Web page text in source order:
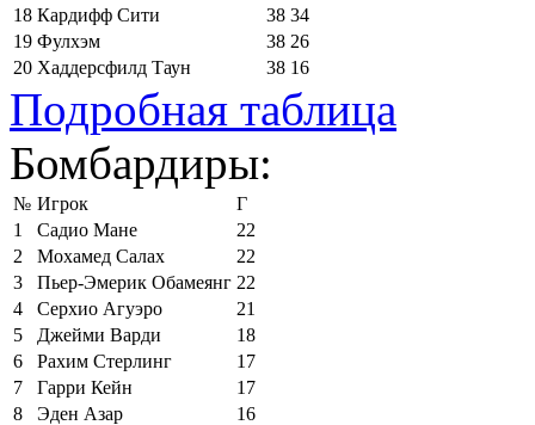
18 Кардифф Сити 38 34
19 Фулхэм 38 26
20 Хаддерсфилд Таун 38 16
Подробная таблица
Бомбардиры:
№ Игрок
Г
1
Садио Мане
22
2
Мохамед Салах
22
3
Пьер-Эмерик Обамеянг 22
4
Серхио Агуэро
21
5
Джейми Варди
18
6
Рахим Стерлинг
17
7
Гарри Кейн
17
8
Эден Азар
16